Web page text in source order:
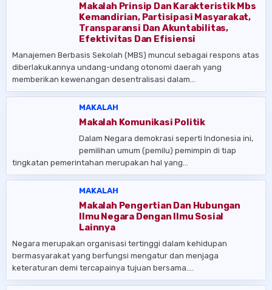
Makalah Prinsip Dan Karakteristik Mbs
Kemandirian, Partisipasi Masyarakat,
Transparansi Dan Akuntabilitas,
Efektivitas Dan Efisiensi
Manajemen Berbasis Sekolah (MBS) muncul sebagai respons atas
diberlakukannya undang-undang otonomi daerah yang
memberikan kewenangan desentralisasi dalam…
MAKALAH
Makalah Komunikasi Politik
Dalam Negara demokrasi seperti Indonesia ini,
pemilihan umum (pemilu) pemimpin di tiap
tingkatan pemerintahan merupakan hal yang…
MAKALAH
Makalah Pengertian Dan Hubungan
Ilmu Negara Dengan Ilmu Sosial
Lainnya
Negara merupakan organisasi tertinggi dalam kehidupan
bermasyarakat yang berfungsi mengatur dan menjaga
keteraturan demi tercapainya tujuan bersama….